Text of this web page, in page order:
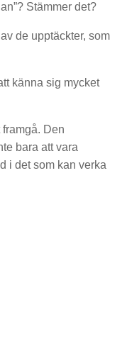
Stämmer det?
de upptäckter, som
känna sig mycket
Den
bara att vara
i det som kan verka